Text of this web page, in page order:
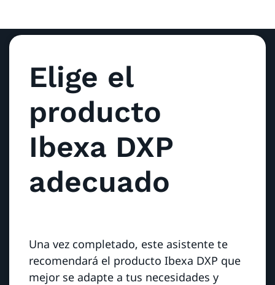
Elige el
producto
Ibexa DXP
adecuado
Una vez completado, este asistente te
recomendará el producto Ibexa DXP que
mejor se adapte a tus necesidades y